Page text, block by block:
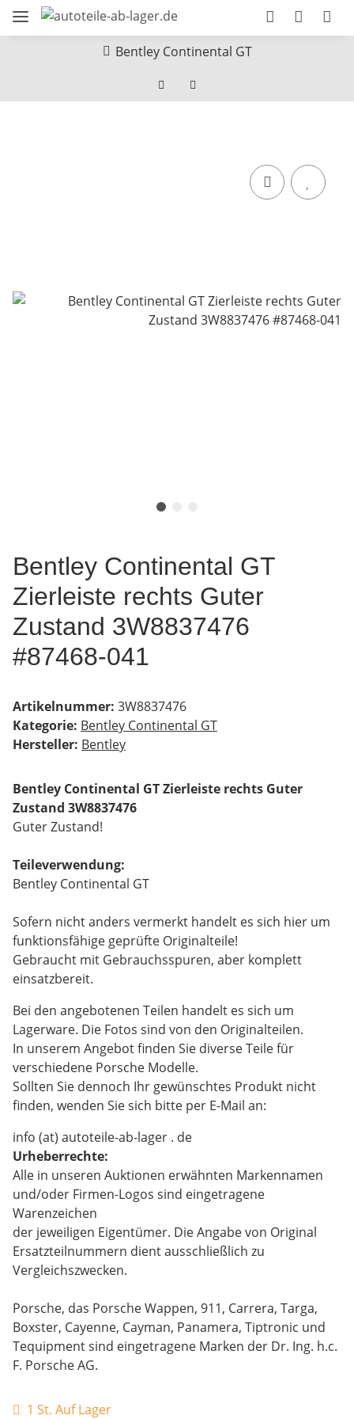
Bentley Continental GT
Bentley Continental GT
Zierleiste rechts Guter
Zustand 3W8837476
#87468-041
Artikelnummer: 3W8837476
Kategorie: Bentley Continental GT
Hersteller: Bentley
Bentley Continental GT Zierleiste rechts Guter
Zustand 3W8837476
Guter Zustand!
Teileverwendung:
Bentley Continental GT
Sofern nicht anders vermerkt handelt es sich hier um
funktionsfähige geprüfte Originalteile!
Gebraucht mit Gebrauchsspuren, aber komplett
einsatzbereit.
Bei den angebotenen Teilen handelt es sich um
Lagerware. Die Fotos sind von den Originalteilen.
In unserem Angebot finden Sie diverse Teile für
verschiedene Porsche Modelle.
Sollten Sie dennoch Ihr gewünschtes Produkt nicht
finden, wenden Sie sich bitte per E-Mail an:
info (at) autoteile-ab-lager . de
Urheberrechte:
Alle in unseren Auktionen erwähnten Markennamen
und/oder Firmen-Logos sind eingetragene
Warenzeichen
der jeweiligen Eigentümer. Die Angabe von Original
Ersatzteilnummern dient ausschließlich zu
Vergleichszwecken.
Porsche, das Porsche Wappen, 911, Carrera, Targa,
Boxster, Cayenne, Cayman, Panamera, Tiptronic und
Tequipment sind eingetragene Marken der Dr. Ing. h.c.
F. Porsche AG.
1 St. Auf Lager